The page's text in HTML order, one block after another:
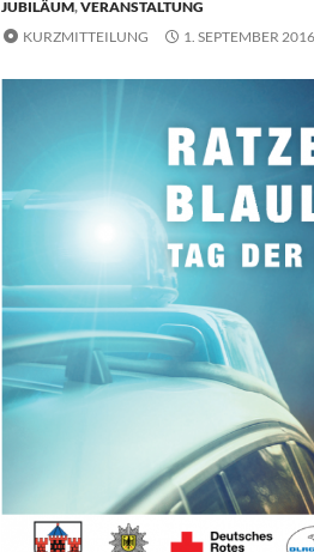
JUBILÄUM,VERANSTALTUNG
KURZMITTEILUNG
1. SEPTEMBER 2016